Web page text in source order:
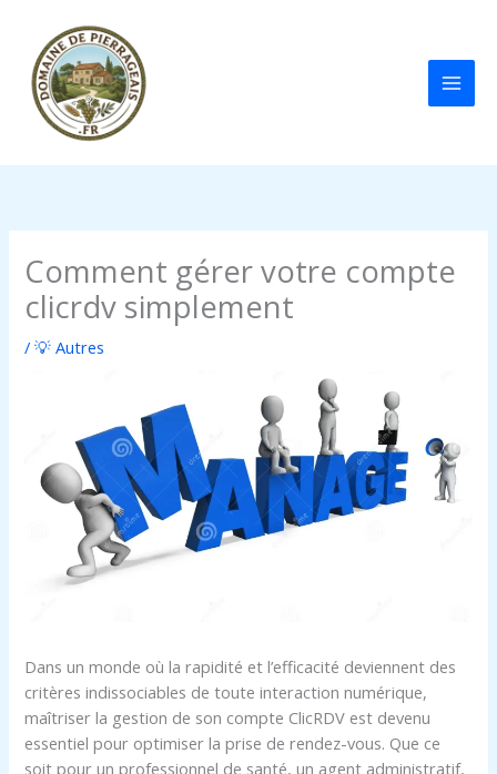
contenu
Comment gérer votre compte
clicrdv simplement
/💡 Autres
Dans un monde où la rapidité et l’efficacité deviennent des
critères indissociables de toute interaction numérique,
maîtriser la gestion de son compte ClicRDV est devenu
essentiel pour optimiser la prise de rendez-vous. Que ce
soit pour un professionnel de santé, un agent administratif,